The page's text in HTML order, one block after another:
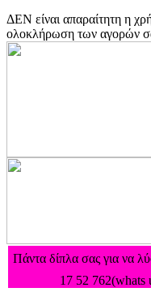
ΔΕΝ είναι απαραίτητη η
ολοκλήρωση των αγορών
Πάντα δίπλα σας για να
17 52 762(whats